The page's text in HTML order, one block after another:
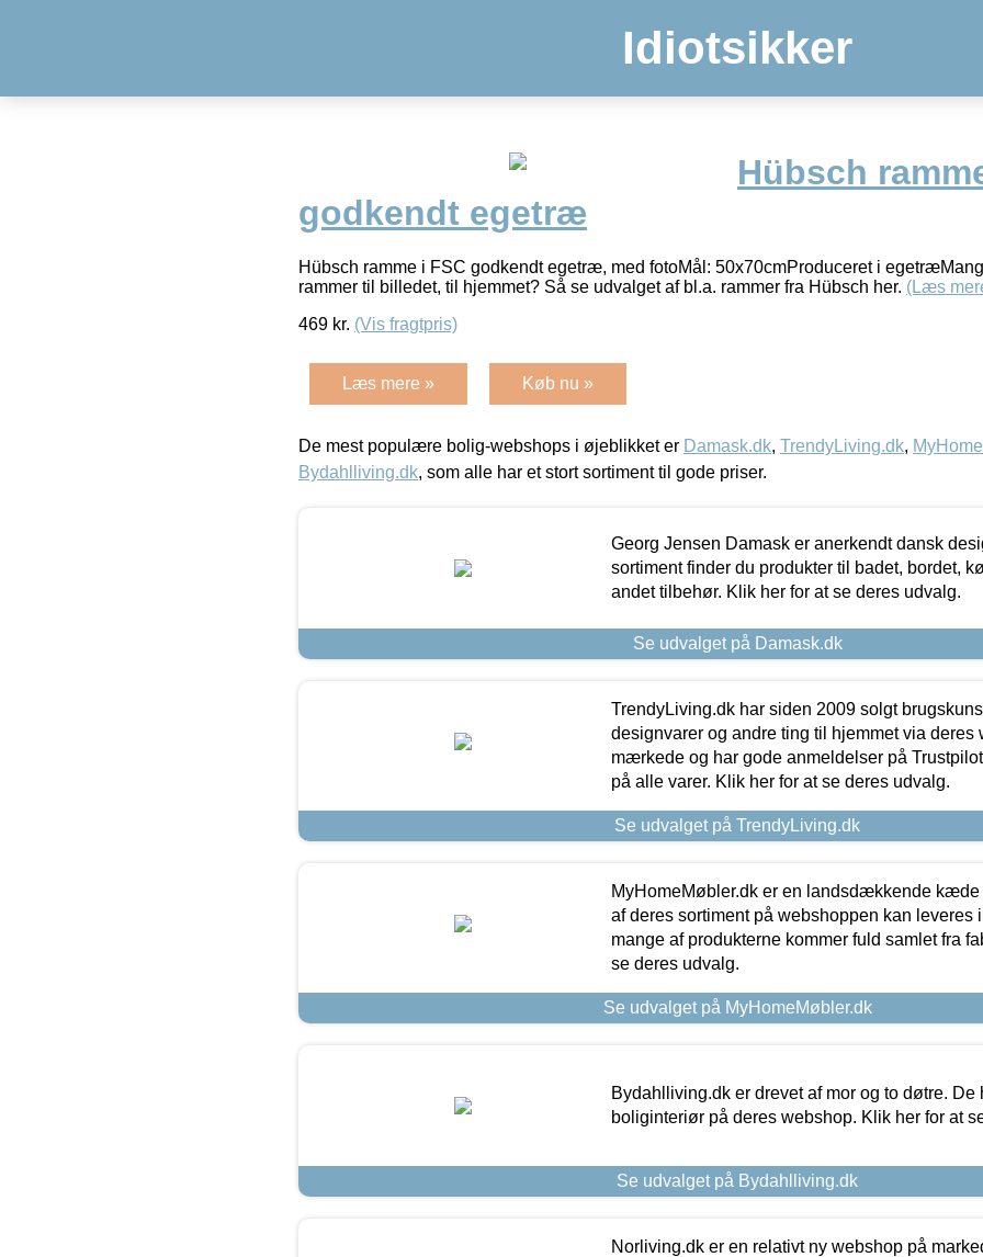
Idiotsikker
Hübsch
godkendt egetræ
Hübsch ramme i FSC godkendt egetræ, med fotoMål: 50x70cmProduceret i
rammer til billedet, til hjemmet? Så se udvalget af bl.a. rammer fra Hübsch her. (Læs
469 kr. (Vis fragtpris)
Læs mere » Køb nu »
De mest populære bolig-webshops i øjeblikket er Damask.dk, TrendyLiving.dk,
Bydahlliving.dk, som alle har et stort sortiment til gode priser.
Georg Jensen Damask er anerkendt dansk
sortiment finder du produkter til badet, bordet,
andet tilbehør. Klik her for at se deres udvalg.
Se udvalget på Damask.dk
TrendyLiving.dk har siden 2009 solgt
designvarer og andre ting til hjemmet via deres
mærkede og har gode anmeldelser på
på alle varer. Klik her for at se deres udvalg.
Se udvalget på TrendyLiving.dk
MyHomeMøbler.dk er en landsdækkende kæde
af deres sortiment på webshoppen kan leveres
mange af produkterne kommer fuld samlet fra
se deres udvalg.
Se udvalget på MyHomeMøbler.dk
Bydahlliving.dk er drevet af mor og to døtre. De
boliginteriør på deres webshop. Klik her for at
Se udvalget på Bydahlliving.dk
Norliving.dk er en relativt ny webshop på